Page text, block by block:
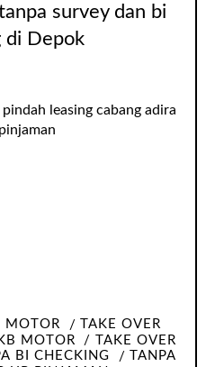
survey dan bi
di Depok
MOTOR
TAKE OVER
MOTOR
TAKE OVER
BI CHECKING
TANPA